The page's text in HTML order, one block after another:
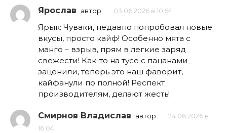
Ярослав автор 03.06.2026 в 10:54
Ярык: Чуваки, недавно попробовал новые
вкусы, просто кайф! Особенно мята с
манго – взрыв, прям в легкие заряд
свежести! Как-то на тусе с пацанами
заценили, теперь это наш фаворит,
кайфанули по полной! Респект
производителям, делают жесть!
Смирнов Владислав автор
24.06.2026 в
16:04